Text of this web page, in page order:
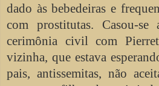
dado às bebedeiras e
com prostitutas. Casou-
cerimônia civil com
vizinha, que estava
pais, antissemitas, não